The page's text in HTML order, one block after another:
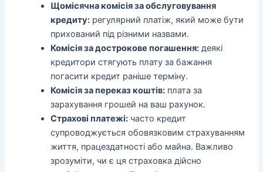
Щомісячна комісія за обслуговування
кредиту: регулярний платіж, який може бути
прихований під різними назвами.
Комісія за дострокове погашення: деякі
кредитори стягують плату за бажання
погасити кредит раніше терміну.
Комісія за переказ коштів: плата за
зарахування грошей на ваш рахунок.
Страхові платежі: часто кредит
супроводжується обовязковим страхуванням
життя, працездатності або майна. Важливо
зрозуміти, чи є ця страховка дійсно